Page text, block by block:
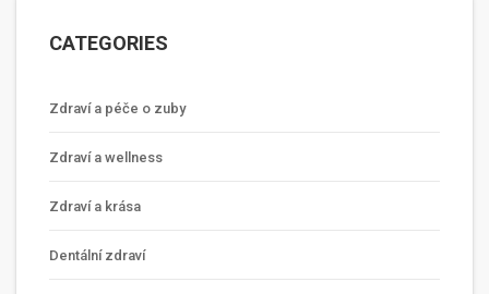
CATEGORIES
Zdraví a péče o zuby
Zdraví a wellness
Zdraví a krása
Dentální zdraví